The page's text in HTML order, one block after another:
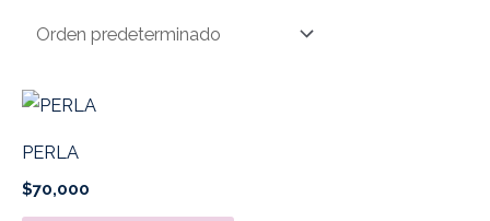
PERLA
$70,000